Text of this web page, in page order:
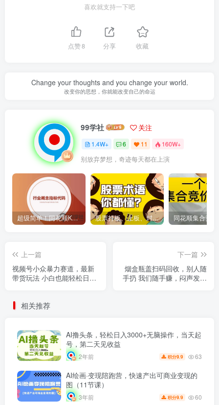
喜欢就支持一下吧
点赞8 分享 收藏
Change your thoughts and you change your world.
改变你的思想，你就能改变自己的命运
99学社 关注
1.4W+ 6 11 160W+
别放弃梦想，奇迹每天都在上演
超级简单！同花顺K线界面显示行业概念指标代码图解 股票打板、上板、封板、翘板、炸板是什么意思？炒股你必须懂的暗语！
上一篇
视频号小众暴力赛道，最新
带货玩法 小白也能轻松日入
下一篇
烟盒瓶盖扫码回收，别人随
手扔 我们随手赚，闷声发大
相关推荐
AI撸头条，轻松日入3000+无脑操作，当天起
号，第二天见收益
2年前 积分9.9 63
AI绘画·变现陪跑营，快速产出可商业变现的
图（11节课）
3年前 积分9.9 60